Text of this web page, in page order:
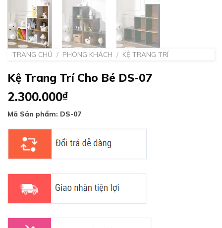
TRANG CHỦ / PHÒNG KHÁCH / KỆ TRANG TRÍ
Kệ Trang Trí Cho Bé DS-07
2.300.000₫
Mã Sản phẩm: DS-07